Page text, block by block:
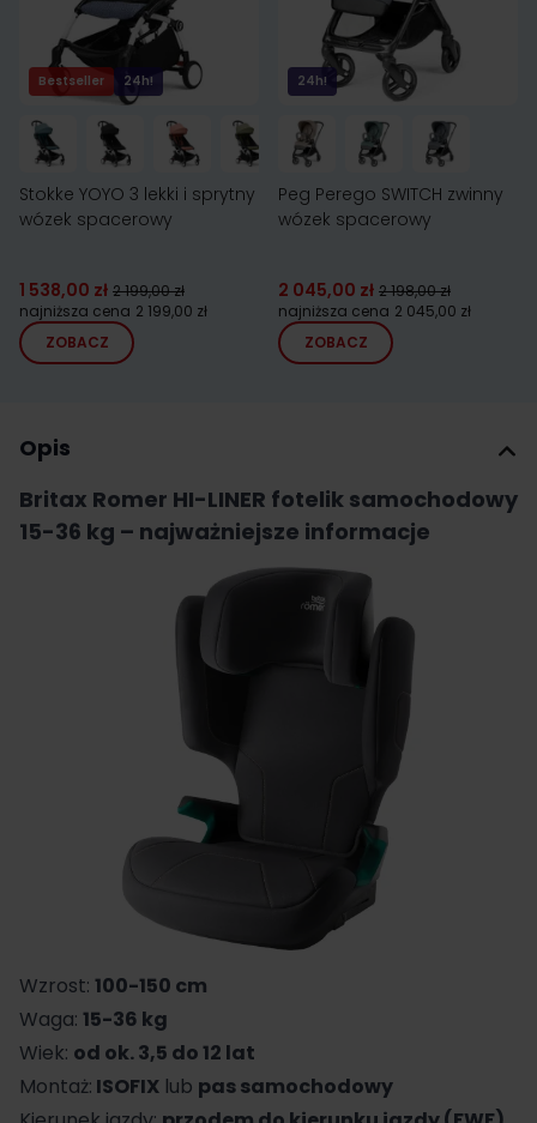
Bestseller 24h!
Stokke YOYO 3 lekki i sprytny
wózek spacerowy
1 538,00 zł 2 199,00 zł
najniższa cena 2 199,00 zł
ZOBACZ
24h!
Peg Perego SWITCH zwinny
wózek spacerowy
2 045,00 zł 2 198,00 zł
najniższa cena 2 045,00 zł
ZOBACZ
Opis
Britax Romer HI-LINER fotelik samochodowy
15-36 kg – najważniejsze informacje
Wzrost: 100-150 cm
Waga: 15-36 kg
Wiek: od ok. 3,5 do 12 lat
Montaż: ISOFIX lub pas samochodowy